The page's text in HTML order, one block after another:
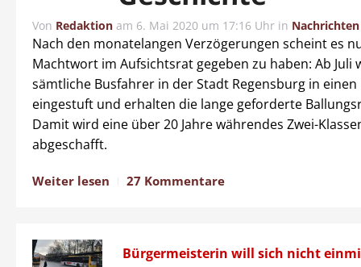
Von Redaktion am 6. Mai 2020 um 17:16 Uhr in Nachrichten
Nach den monatelangen Verzögerungen scheint es
Machtwort im Aufsichtsrat gegeben zu haben: Ab Juli
sämtliche Busfahrer in der Stadt Regensburg in
eingestuft und erhalten die lange geforderte
Damit wird eine über 20 Jahre währendes Zwei-
abgeschafft.
Weiter lesen 27 Kommentare
Bürgermeisterin will sich nicht